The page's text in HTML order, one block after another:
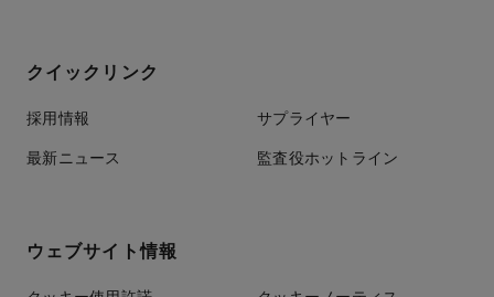
クイックリンク
採用情報 サプライヤー
最新ニュース 監査役ホットライン
ウェブサイト情報